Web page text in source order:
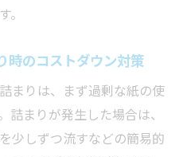
時のコストダウン対策
まりは、まず過剰な紙の使
まりが発生した場合は、
少しずつ流すなどの簡易的